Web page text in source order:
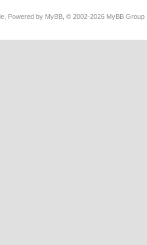
, Powered by MyBB , © 2002-2026 MyBB Group